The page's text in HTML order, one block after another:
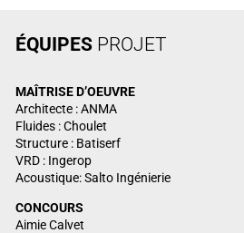
ÉQUIPESPROJET
MAÎTRISED’OEUVRE
Architecte : ANMA
Fluides : Choulet
Structure : Batiserf
VRD : Ingerop
Acoustique: Salto Ingénierie
CONCOURS
Aimie Calvet